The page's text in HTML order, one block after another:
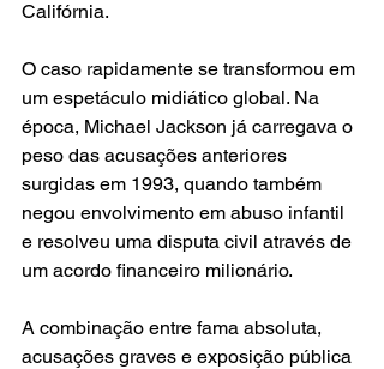
Califórnia.
O caso rapidamente se transformou em
um espetáculo midiático global. Na
época, Michael Jackson já carregava o
peso das acusações anteriores
surgidas em 1993, quando também
negou envolvimento em abuso infantil
e resolveu uma disputa civil através de
um acordo financeiro milionário.
A combinação entre fama absoluta,
acusações graves e exposição pública